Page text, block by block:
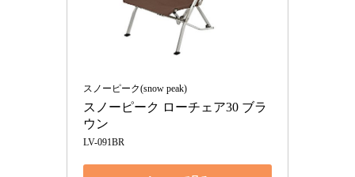
スノーピーク(snow peak)
スノーピーク ローチェア30 ブラ
ウン
LV-091BR